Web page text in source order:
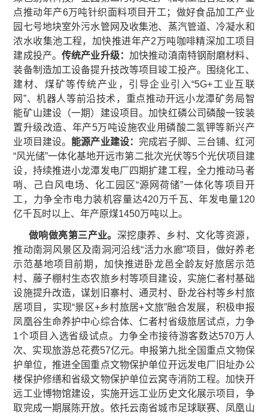
点推动年产6万吨针织面料项目开工；做好食品加工产业
园七号地块室外污水管网及收集池、蒸汽管道、冷凝水和
浓水收集池工程，加快推进年产2万吨咖啡精深加工项目
建成投产。传统产业升级：加快推动滇南特钢耐磨材料、
装备制造加工设备提升技改等项目竣工投产。围绕化工、
建材、煤矿等传统产业，引导企业引入“5G+工业互联
网”、机器人等前沿技术，重点推动开远小龙潭矿务局智
能矿山建设（一期）建设项目。加快红磷公司磷酸一铵装
置升级改造、年产5万吨设施农业用磷酸二氢钾等新兴产
业项目建设。 能源产业建设： 完成岩子脚、三台铺、红河
“风光储”一体化基地开远市第二批次光伏等5个光伏项目建
设，持续推进小龙潭发电厂四期扩建工程，全力推动马者
哨、己白风电场、化工园区“源网荷储”一体化等项目开
工，力争全市电力装机容量达420万千瓦、年发电量120
亿千瓦时以上、年产原煤1450万吨以上。
做响做亮第三产业。 深挖康养、乡村、文化等资源，
推动南洞风景区及南洞河沿线“活力水廊”项目，做好养老
示范基地项目前期，加快推进卧龙邑全龄友好旅居示范
村、藤子棚村生态农旅乡村等项目建设，实施仁者村基础
设施提升改造，谋划旧寨村、通灵村、卧龙谷村等乡村旅
居项目，实现“景区+乡村旅居+文旅”融合发展，积极申报
凤凰谷生命养护中心综合体、仁者村省级旅居试点，力争
1个项目入选省级试点。力争全市接待游客数达570万人
次、实现旅游总花费57亿元。申报第九批全国重点文物保
护单位，推进全国重点文物保护单位开远发电厂旧址办公
楼保护修缮和省级文物保护单位云窝寺消防工程。加快开
远工业博物馆建设，实施开远工业历史文化展示项目，争
取完成一期展陈开放。依托云南省城市足球联赛、凤凰山